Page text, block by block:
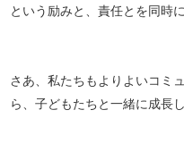
という励みと、責任とを同時
さあ、私たちもよりよいコミ
ら、子どもたちと一緒に成長